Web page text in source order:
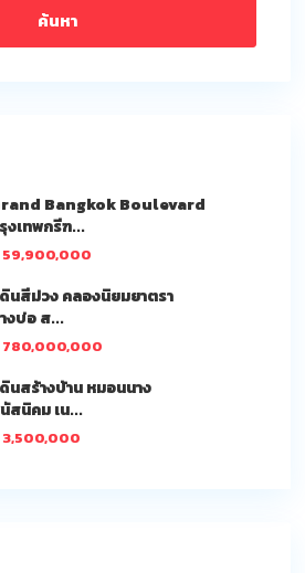
ค้นหา
Bangkok Boulevard
งเทพกรีฑ...
59,900,000
นสีม่วง คลองนิยมยาตรา
งบ่อ ส...
780,000,000
นสร้างบ้าน หมอนนาง
สนิคม เน...
3,500,000